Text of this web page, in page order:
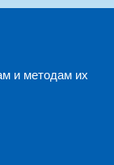
и методам их